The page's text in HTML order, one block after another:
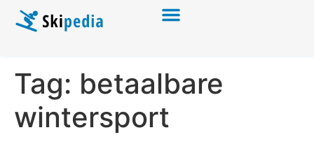
Tag: betaalbare
wintersport